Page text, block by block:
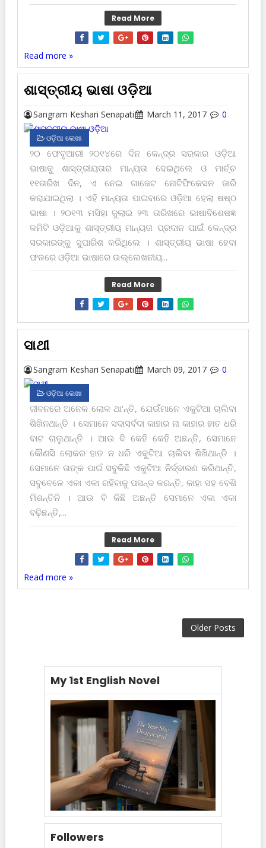
Read More
Read more »
ଶାସ୍ତ୍ରୀୟ ଭାଷା ଓଡ଼ିଆ
Sangram Keshari Senapati March 11, 2017 0
ଓଡ଼ିଆ ଲେଖା
୨୦ ଫେବୃଆରୀ ୨୦୧୪ରେ ଦିନ କେନ୍ଦ୍ର ସରକାର ଓଡ଼ିଆ
ଭାଷାକୁ ଶାସ୍ତ୍ରୀୟତାର ମାନ୍ୟତା ଦେଇଥିଲେ ଓ ମାର୍ଚ୍ଚ
୧୧ତାରିଖ ଦିନ, ଏ ନେଇ ଗାଜେଟ ନୋଟିଫିକେସନ ଜାରି
କରାଯାଇଥିଲା । ଏହି ମାନ୍ୟତା ପାଇବାରେ ଓଡ଼ିଆ ହେଲା ଷଷ୍ଠ
ଭାଷା । ୨୦୧୩ ମସିହା ଜୁଲାଇ ୨୩ ତାରିଖରେ ଭାଷାବିଶେଷଜ୍ଞ
କମିଟି ଓଡ଼ିଆକୁ ଶାସ୍ତ୍ରୀୟ ମାନ୍ୟତା ପ୍ରଦାନ ପାଇଁ କେନ୍ଦ୍ର
ସରକାରଙ୍କୁ ସୁପାରିଶ କରିଥିଲେ । ଶାସ୍ତ୍ରୀୟ ଭାଷା ହେବା
ଫଳରେ ଓଡ଼ିଆ ଭାଷାରେ ଉଲ୍ଲେଖନୀୟ...
Read More
ସାଥୀ
Sangram Keshari Senapati March 09, 2017 0
ଓଡ଼ିଆ ଲେଖା
ଜୀବନରେ ଅନେକ ଲୋକ ଥା'ନ୍ତି, ଯେଉଁମାନେ ଏକୁଟିଆ ଚାଲିବା
ଶିଖିନଥାନ୍ତି । ସେମାନେ ସଦାସର୍ବଦା କାହାର ନା କାହାର ହାତ ଧରି
ବାଟ ଚାଲୁଥାନ୍ତି । ଆଉ ବି କେହି କେହି ଅଛନ୍ତି, ସେମାନେ
କୌଣସି ଲୋକର ହାତ ନ ଧରି ଏକୁଟିଆ ଚାଲିବା ଶିଖିଥାନ୍ତି ।
ସେମାନେ ତାଙ୍କ ପାଇଁ ସବୁକିଛି ଏକୁଟିଆ ନିର୍ଦ୍ଦାରଣ କରିଥାନ୍ତି,
ସବୁବେଳେ ଏକା ଏକା ରହିବାକୁ ପସନ୍ଦ କରନ୍ତି, କାହା ସ‌ହ ବେଶି
ମିଶନ୍ତିନି । ଆଉ ବି କିଛି ଅଛନ୍ତି ସେମାନେ ଏକା ଏକା
ବଢ଼ିଛନ୍ତି,...
Read More
Read more »
Older Posts
My 1st English Novel
Followers